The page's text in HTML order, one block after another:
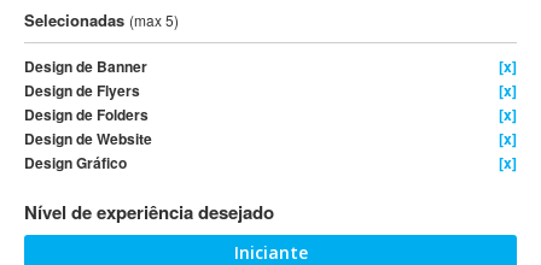
3DS Max
3GSM
4D Dimension
802.11
A&P
A-GPS
A2Billing
AAUS Scientific Diver
Selecionadas (max 5)
Design de Banner
[x]
Design de Flyers
[x]
Design de Folders
[x]
Design de Website
[x]
Design Gráfico
[x]
Nível de experiência desejado
Iniciante